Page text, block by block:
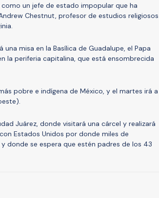
un jefe de estado impopular que ha
Chestnut, profesor de estudios religiosos
misa en la Basílica de Guadalupe, el Papa
la periferia capitalina, que está ensombrecida
pobre e indígena de México, y el martes irá a
Juárez, donde visitará una cárcel y realizará
Estados Unidos por donde miles de
donde se espera que estén padres de los 43